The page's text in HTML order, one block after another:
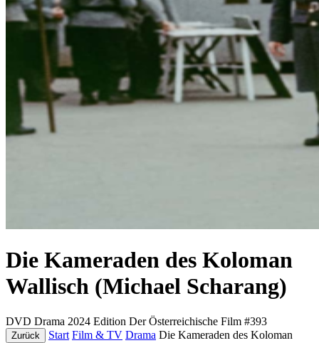
Die Kameraden des Koloman
Wallisch (Michael Scharang)
DVD Drama 2024 Edition Der Österreichische Film #393
Zurück Start Film & TV Drama Die Kameraden des Koloman